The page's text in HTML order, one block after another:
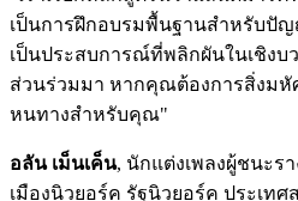
เป็นการฝึกอบรมพื้นฐานสำหรับปั
เป็นประสบการณ์ที่พลิกผันในเชิงบ
ส่วนร่วมมา หากคุณต้องการสิ่งม
หนทางสำหรับคุณ"
อลัน เม็นเค็น, นักแต่งเพลงผู้ชนะร
เมืองนิวยอร์ค รัฐนิวยอร์ค ประเทศ